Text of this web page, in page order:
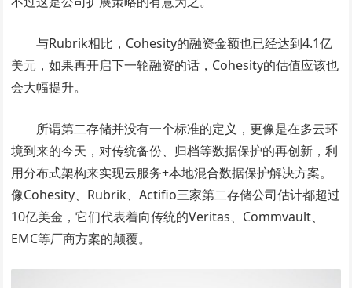
与Rubrik相比，Cohesity的融资金额也已经达到4.1亿
美元，如果再开启下一轮融资的话，Cohesity的估值应该也
会大幅提升。
所谓第二存储并没有一个标准的定义，更像是在多云环
境到来的今天，对传统备份、归档等数据保护的再创新，利
用分布式架构来实现云服务+本地混合数据保护解决方案。
像Cohesity、Rubrik、Actifio三家第二存储公司估计都超过
10亿美金，它们代表着向传统的Veritas、Commvault、
EMC等厂商方案的颠覆。